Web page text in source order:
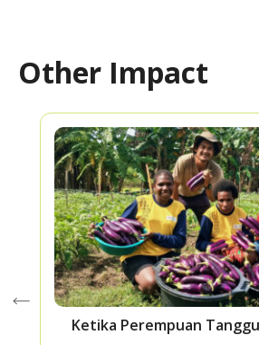
Other Impact
Ketika Perempuan